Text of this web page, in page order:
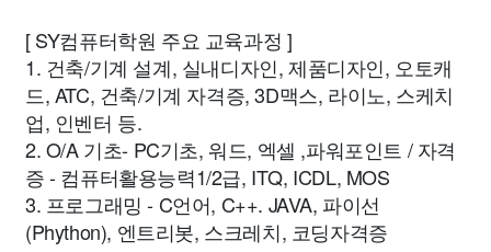
[ SY컴퓨터학원 주요 교육과정 ]
1. 건축/기계 설계, 실내디자인, 제품디자인, 오토캐
드, ATC, 건축/기계 자격증, 3D맥스, 라이노, 스케치
업, 인벤터 등.
2. O/A 기초- PC기초, 워드, 엑셀 ,파워포인트 / 자격
증 - 컴퓨터활용능력1/2급, ITQ, ICDL, MOS
3. 프로그래밍 - C언어, C++. JAVA, 파이선
(Phython), 엔트리봇, 스크레치, 코딩자격증